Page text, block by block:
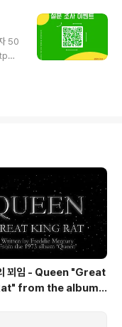
50
꾀임 - Queen "Great
from the album